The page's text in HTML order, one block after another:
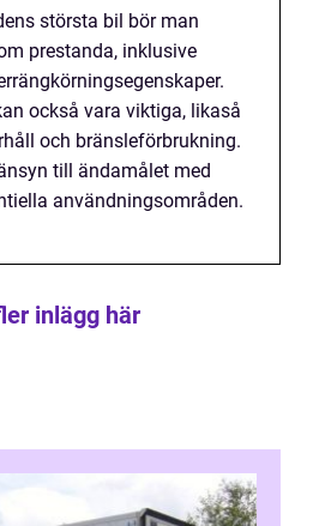
största bil bör man
prestanda, inklusive
också vara viktiga, likaså
och bränsleförbrukning.
till ändamålet med
användningsområden.
inlägg här